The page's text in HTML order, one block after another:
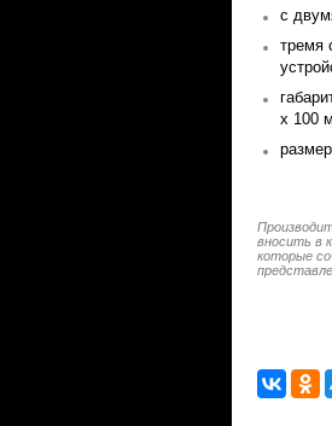
с
тремя
х 100
вносить в
которые